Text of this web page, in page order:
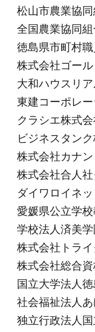
松山市農業協
全国農業協同
徳島県市町村
株式会社ゴー
大和ハウスリ
東建コーポレ
クラシエ株式会
ビジネスタン
株式会社カナ
株式会社合人
ダイワロイネ
愛媛県公立学校
学校法人済美学
株式会社トラ
株式会社総合資
国立大学法人
社会福祉法人
独立行政法人